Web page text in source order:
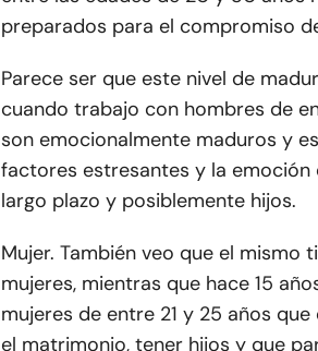
preparados para el compromiso
Parece ser que este nivel de
cuando trabajo con hombres de
son emocionalmente maduros y
factores estresantes y la emoción
largo plazo y posiblemente hijos.
Mujer. También veo que el
mujeres, mientras que hace 15
mujeres de entre 21 y 25 años
el matrimonio, tener hijos y que